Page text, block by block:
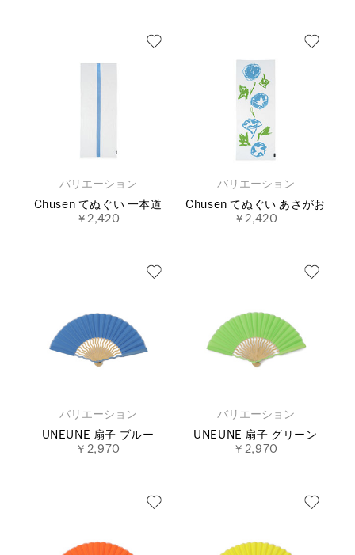
バリエーション
Chusen てぬぐい 一本道
￥2,420
バリエーション
Chusen てぬぐい あさがお
￥2,420
バリエーション
UNEUNE 扇子 ブルー
￥2,970
バリエーション
UNEUNE 扇子 グリーン
￥2,970